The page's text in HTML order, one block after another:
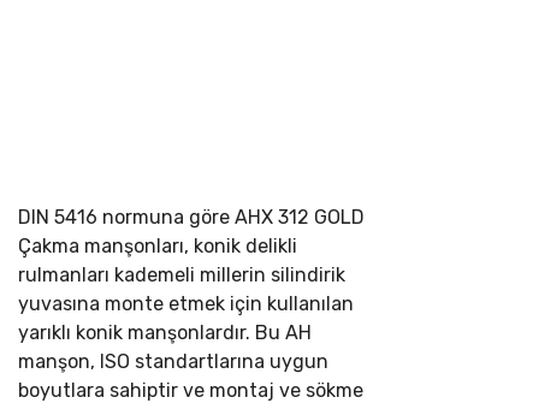
DIN 5416 normuna göre AHX 312 GOLD
Çakma manşonları, konik delikli
rulmanları kademeli millerin silindirik
yuvasına monte etmek için kullanılan
yarıklı konik manşonlardır. Bu AH
manşon, ISO standartlarına uygun
boyutlara sahiptir ve montaj ve sökme